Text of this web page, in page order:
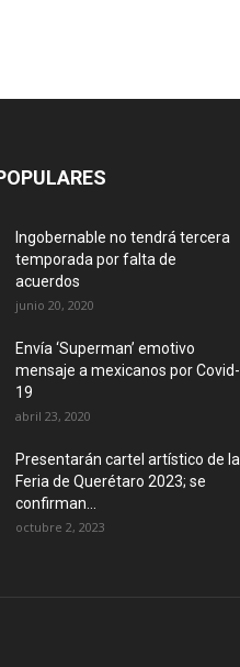
Ingobernable no tendrá tercera
temporada por falta de
acuerdos
junio 20, 2020
Envía ‘Superman’ emotivo
mensaje a mexicanos por Covid-
19
abril 23, 2020
Presentarán cartel artístico de la
Feria de Querétaro 2023; se
confirman...
octubre 2, 2023